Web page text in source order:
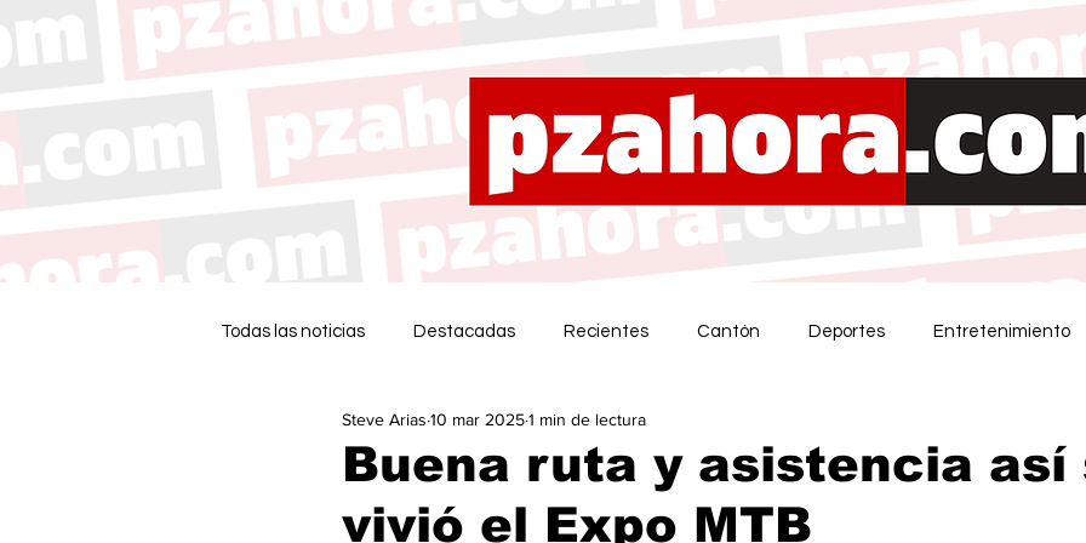
Todas las noticias Destacadas Recientes Cantón Deportes Entretenimiento
Buena ruta y asistencia así
vivió el Expo MTB
Steve Arias 10 mar 20251 min de lectura